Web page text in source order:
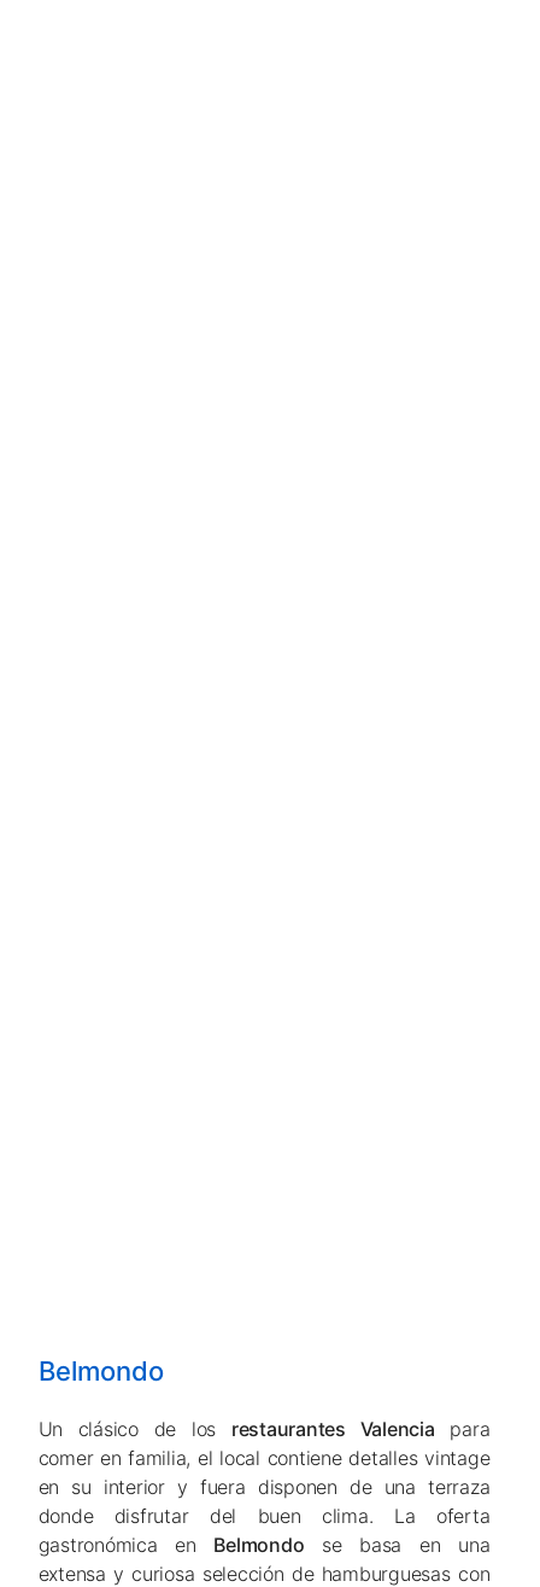
Belmondo
Un clásico de los restaurantes Valencia para
comer en familia, el local contiene detalles vintage
en su interior y fuera disponen de una terraza
donde disfrutar del buen clima. La oferta
gastronómica en Belmondo se basa en una
extensa y curiosa selección de hamburguesas con